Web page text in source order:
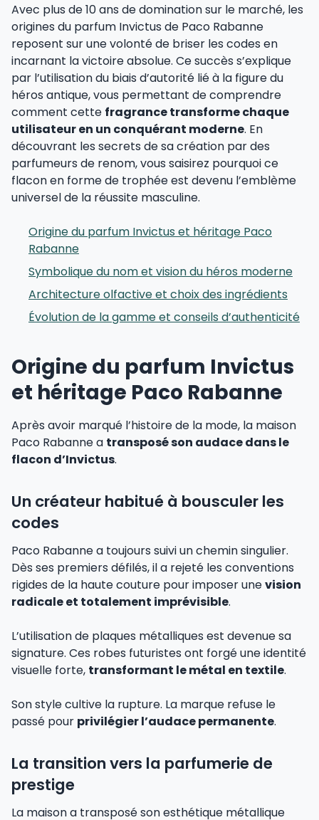
Avec plus de 10 ans de domination sur le marché, les
origines du parfum Invictus de Paco Rabanne
reposent sur une volonté de briser les codes en
incarnant la victoire absolue. Ce succès s’explique
par l’utilisation du biais d’autorité lié à la figure du
héros antique, vous permettant de comprendre
comment cette fragrance transforme chaque
utilisateur en un conquérant moderne. En
découvrant les secrets de sa création par des
parfumeurs de renom, vous saisirez pourquoi ce
flacon en forme de trophée est devenu l’emblème
universel de la réussite masculine.
Origine du parfum Invictus et héritage Paco
Rabanne
Symbolique du nom et vision du héros moderne
Architecture olfactive et choix des ingrédients
Évolution de la gamme et conseils d’authenticité
Origine du parfum Invictus
et héritage Paco Rabanne
Après avoir marqué l’histoire de la mode, la maison
Paco Rabanne a transposé son audace dans le
flacon d’Invictus.
Un créateur habitué à bousculer les
codes
Paco Rabanne a toujours suivi un chemin singulier.
Dès ses premiers défilés, il a rejeté les conventions
rigides de la haute couture pour imposer unevision
radicale et totalement imprévisible.
L’utilisation de plaques métalliques est devenue sa
signature. Ces robes futuristes ont forgé une identité
visuelle forte, transformant le métal en textile.
Son style cultive la rupture. La marque refuse le
passé pour privilégier l’audace permanente.
La transition vers la parfumerie de
prestige
La maison a transposé son esthétique métallique